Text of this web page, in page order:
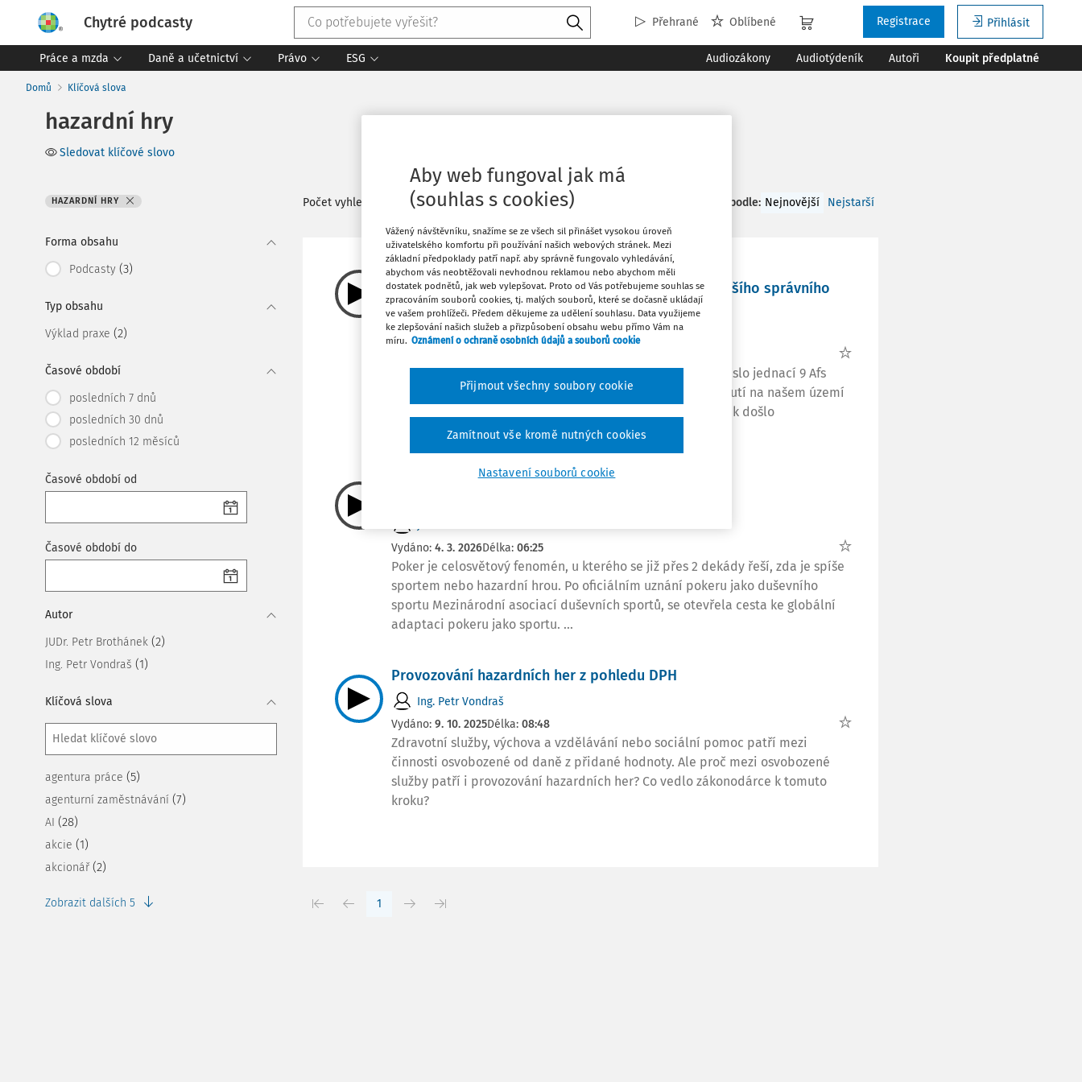
Chytré podcasty Přehrané Oblíbené Přihlásit
Registrace
Práce a mzda Daně a učetnictví Právo ESG Audiozákony Audiotýdeník Autoři Koupit předplatné
Domů Klíčová slova
hazardní hry
Sledovat klíčové slovo
HAZARDNÍ HRY
Forma obsahu
Podcasty (3)
Typ obsahu
Výklad praxe (2)
Časové období
posledních 7 dnů
posledních 30 dnů
posledních 12 měsíců
Časové období od
Časové období do
Autor
JUDr. Petr Brothánek (2)
Ing. Petr Vondraš (1)
Klíčová slova
agentura práce (5)
agenturní zaměstnávání (7)
AI (28)
akcie (1)
akcionář (2)
Zobrazit dalších 5
Počet vyhledaných dokumentů:3 Řadit podle: Nejnovější Nejstarší
VÝKLAD PRAXE
Jaký je právní náhled na poker dle rozsudku Nejvyššího správního
soudu?
JUDr. Petr Brothánek
Rozsudek Nejvyššího správního soudu ze dne 21. 8. 2014, číslo jednací 9 Afs
150/2013-79 je jedním z nejcitovanějších soudních rozhodnutí na našem území
ohledně definice hazardní hry. Za 12 let od jeho vydání však došlo
k nezměrnému posunu v matematice ...
Vydáno: 4. 3. 2026Délka: 06:25
Poker je celosvětový fenomén, u kterého se již přes 2 dekády řeší, zda je spíše
sportem nebo hazardní hrou. Po oficiálním uznání pokeru jako duševního
sportu Mezinárodní asociací duševních sportů, se otevřela cesta ke globální
adaptaci pokeru jako sportu. ...
Provozování hazardních her z pohledu DPH
Ing. Petr Vondraš
Vydáno: 9. 10. 2025Délka: 08:48
Zdravotní služby, výchova a vzdělávání nebo sociální pomoc patří mezi
činnosti osvobozené od daně z přidané hodnoty. Ale proč mezi osvobozené
služby patří i provozování hazardních her? Co vedlo zákonodárce k tomuto
kroku?
1
Aby web fungoval jak má
(souhlas s cookies)
Vážený návštěvníku, snažíme se ze všech sil přinášet vysokou úroveň
uživatelského komfortu při používání našich webových stránek. Mezi
základní předpoklady patří např. aby správně fungovalo vyhledávání,
abychom vás neobtěžovali nevhodnou reklamou nebo abychom měli
dostatek podnětů, jak web vylepšovat. Proto od Vás potřebujeme souhlas se
zpracováním souborů cookies, tj. malých souborů, které se dočasně ukládají
ve vašem prohlížeči. Předem děkujeme za udělení souhlasu. Data využijeme
ke zlepšování našich služeb a přizpůsobení obsahu webu přímo Vám na
míru. Oznámení o ochraně osobních údajů a souborů cookie
Nastavení souborů cookie
Zamítnout vše kromě nutných cookies
Přijmout všechny soubory cookie